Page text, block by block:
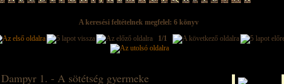
A keresési feltételnek megfelel: 6 könyv
1/1
Dampyr 1. - A sötétség gyermeke